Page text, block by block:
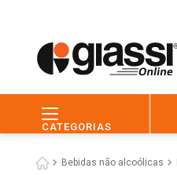
CATEGORIAS
Bebidas não alcoólicas